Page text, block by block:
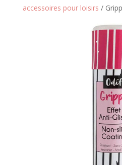
accessoires pour loisirs /